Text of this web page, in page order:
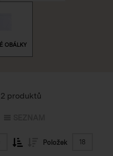
OBÁLKY
produktů
Položek 18